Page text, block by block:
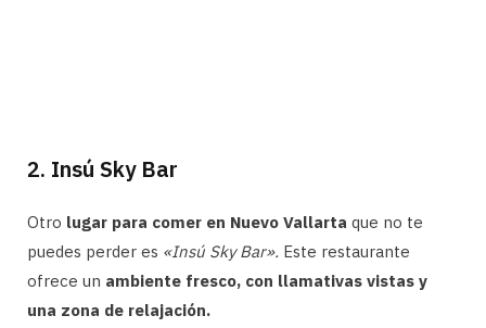
2. Insú Sky Bar
Otro lugar para comer en Nuevo Vallarta que no te
puedes perder es «Insú Sky Bar». Este restaurante
ofrece un ambiente fresco, con llamativas vistas y
una zona de relajación.